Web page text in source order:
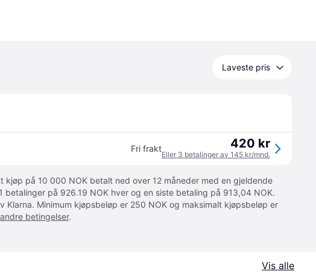
Laveste pris
Fri frakt 420 kr
Eller 3 betalinger av 145 kr/mnd.
kjøp på 10 000 NOK betalt ned over 12 måneder med en gjeldende
betalinger på 926.19 NOK hver og en siste betaling på 913,04 NOK.
Minimum kjøpsbeløp er 250 NOK og maksimalt kjøpsbeløp er
betingelser.
Vis alle